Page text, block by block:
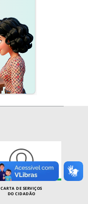
CARTA DE SERVIÇOS
DO CIDADÃO